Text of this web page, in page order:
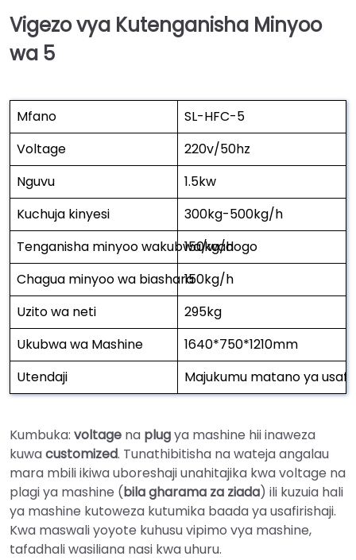
Vigezo vya Kutenganisha Minyoo
wa 5
Mfano
SL-HFC-5
Voltage
220v/50hz
Nguvu
1.5kw
Kuchuja kinyesi
300kg-500kg/h
Tenganisha minyoo wakubwa/wadogo
150kg/h
Chagua minyoo wa biashara150kg/h
Uzito wa neti
295kg
Ukubwa wa Mashine
1640*750*1210mm
Utendaji
Majukumu matano ya
Kumbuka: voltage na plugya mashine hii inaweza
kuwacustomized. Tunathibitisha na wateja angalau
mara mbili ikiwa uboreshaji unahitajika kwa voltage na
plagi ya mashine (bila gharama za ziada) ili kuzuia hali
ya mashine kutoweza kutumika baada ya usafirishaji.
Kwa maswali yoyote kuhusu vipimo vya mashine,
tafadhali wasiliana nasi kwa uhuru.